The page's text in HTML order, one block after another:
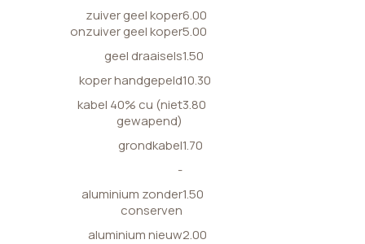
zuiver geel koper
onzuiver geel koper
6.00
5.00
geel draaisels1.50
koper handgepeld10.30
kabel 40% cu (niet
gewapend)
3.80
grondkabel1.70
-
aluminium zonder
conserven
1.50
aluminium nieuw2.00